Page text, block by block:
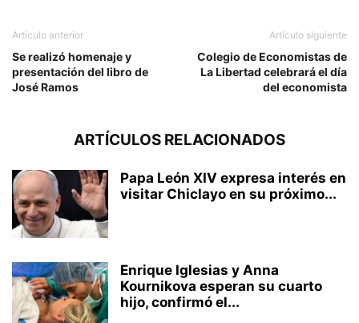
Artículo anterior
Se realizó homenaje y
presentación del libro de
José Ramos
Artículo siguiente
Colegio de Economistas de
La Libertad celebrará el día
del economista
ARTÍCULOS RELACIONADOS
Papa León XIV expresa interés en
visitar Chiclayo en su próximo...
Enrique Iglesias y Anna
Kournikova esperan su cuarto
hijo, confirmó el...